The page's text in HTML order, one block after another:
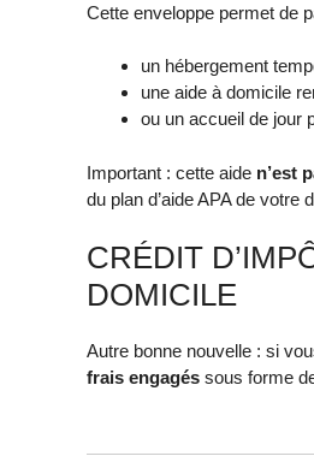
Cette enveloppe permet de
un hébergement
une aide à domicile
ou un accueil de jour
Important : cette aide n’est
du plan d’aide APA de votre
CRÉDIT
DOMICILE
Autre bonne nouvelle : si
frais engagés sous forme